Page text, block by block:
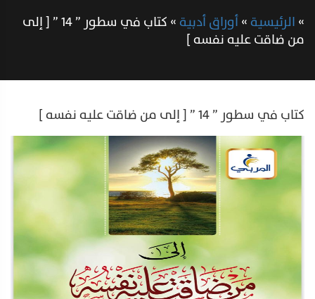
»الرئيسية»أوراق أدبية»
كتاب في سطور ” ١٤ ” [ إلى
من ضاقت عليه نفسه ]
كتاب في سطور ” ١٤ ” [ إلى من ضاقت عليه نفسه ]